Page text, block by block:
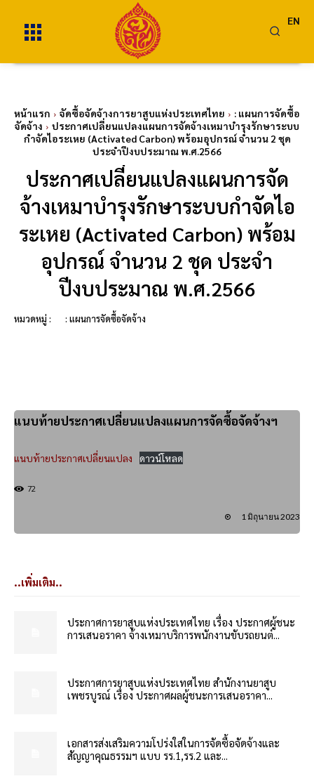
EN
หน้าแรก จัดซื้อจัดจ้างการยาสูบแห่งประเทศไทย
: แผนการจัดซื้อ
จัดจ้าง
ประกาศเปลี่ยนแปลงแผนการจัดจ้างเหมาบำรุงรักษาระบบ
กำจัดไอระเหย (Activated Carbon) พร้อมอุปกรณ์ จำนวน 2 ชุด
ประจำปีงบประมาณ พ.ศ.2566
ประกาศเปลี่ยนแปลงแผนการจัด
จ้างเหมาบำรุงรักษาระบบกำจัดไอ
ระเหย (Activated Carbon) พร้อม
อุปกรณ์ จำนวน 2 ชุด ประจำ
ปีงบประมาณ พ.ศ.2566
หมวดหมู่ : : แผนการจัดซื้อจัดจ้าง
แนบท้ายประกาศเปลี่ยนแปลงแผนการจัดซื้อจัดจ้างฯ
แนบท้ายประกาศเปลี่ยนแปลง ดาวน์โหลด
72
1 มิถุนายน 2023
..เพิ่มเติม..
ประกาศการยาสูบแห่งประเทศไทย เรื่อง ประกาศผู้ชนะ
การเสนอราคา จ้างเหมาบริการพนักงานขับรถยนต์...
ประกาศการยาสูบแห่งประเทศไทย สำนักงานยาสูบ
เพชรบูรณ์ เรื่อง ประกาศผลผู้ชนะการเสนอราคา...
เอกสารส่งเสริมความโปร่งใสในการจัดซื้อจัดจ้างและ
สัญญาคุณธรรมฯ แบบ รร.1,รร.2 และ...